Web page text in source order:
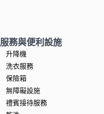
服務與便利設施
升降機
洗衣服務
保險箱
無障礙設施
禮賓接待服務